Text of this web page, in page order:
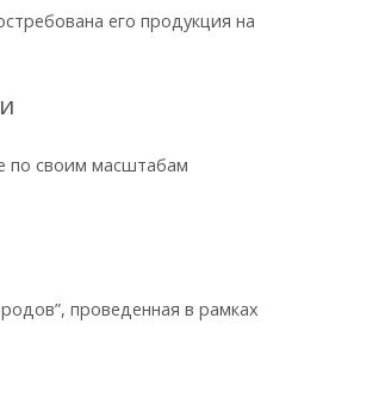
его продукция на
по своим масштабам
проведенная в рамках